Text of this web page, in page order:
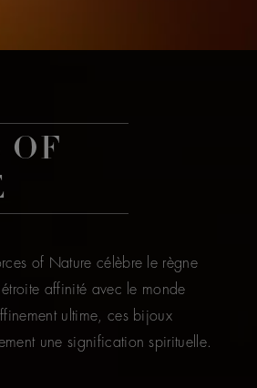
OF
of Nature célèbre le règne
affinité avec le monde
ultime, ces bijoux
une signification spirituelle.